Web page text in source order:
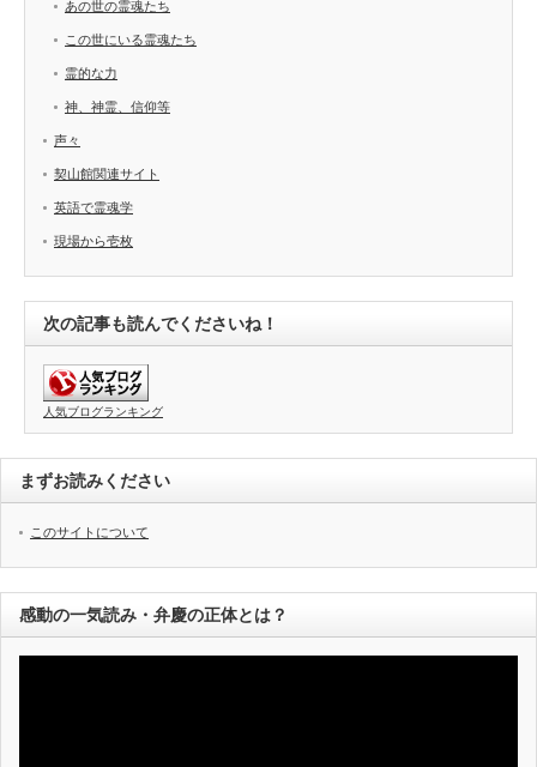
あの世の霊魂たち
この世にいる霊魂たち
霊的な力
神、神霊、信仰等
声々
契山館関連サイト
英語で霊魂学
現場から壱枚
次の記事も読んでくださいね！
人気ブログランキング
まずお読みください
このサイトについて
感動の一気読み・弁慶の正体とは？